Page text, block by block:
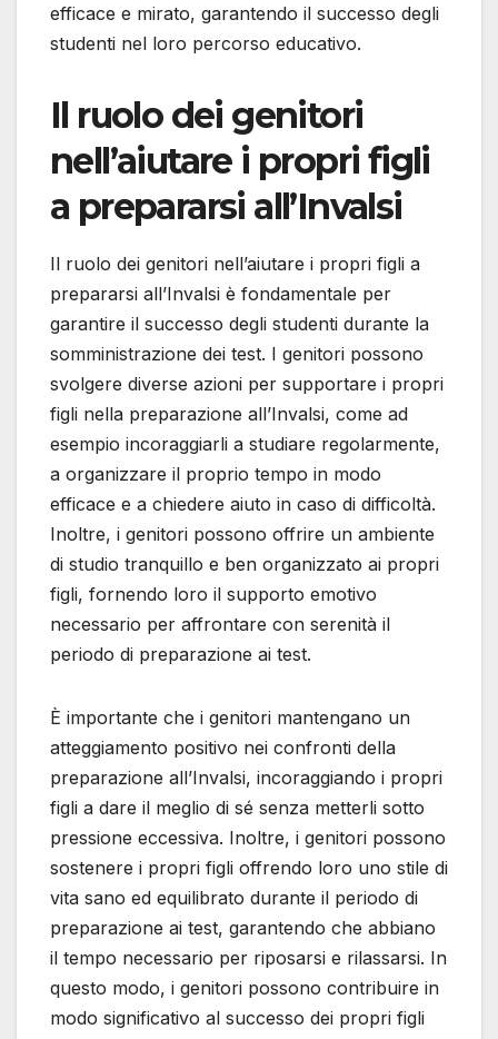
efficace e mirato, garantendo il successo degli
studenti nel loro percorso educativo.
Il ruolo dei genitori
nell’aiutare i propri figli
a prepararsi all’Invalsi
Il ruolo dei genitori nell’aiutare i propri figli a
prepararsi all’Invalsi è fondamentale per
garantire il successo degli studenti durante la
somministrazione dei test. I genitori possono
svolgere diverse azioni per supportare i propri
figli nella preparazione all’Invalsi, come ad
esempio incoraggiarli a studiare regolarmente,
a organizzare il proprio tempo in modo
efficace e a chiedere aiuto in caso di difficoltà.
Inoltre, i genitori possono offrire un ambiente
di studio tranquillo e ben organizzato ai propri
figli, fornendo loro il supporto emotivo
necessario per affrontare con serenità il
periodo di preparazione ai test.
È importante che i genitori mantengano un
atteggiamento positivo nei confronti della
preparazione all’Invalsi, incoraggiando i propri
figli a dare il meglio di sé senza metterli sotto
pressione eccessiva. Inoltre, i genitori possono
sostenere i propri figli offrendo loro uno stile di
vita sano ed equilibrato durante il periodo di
preparazione ai test, garantendo che abbiano
il tempo necessario per riposarsi e rilassarsi. In
questo modo, i genitori possono contribuire in
modo significativo al successo dei propri figli